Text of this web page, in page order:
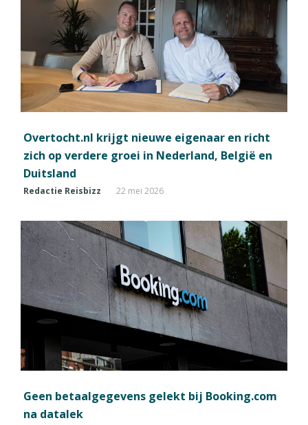
Overtocht.nl krijgt nieuwe eigenaar en richt
zich op verdere groei in Nederland, België en
Duitsland
Redactie Reisbizz 22 mei 2026
Geen betaalgegevens gelekt bij Booking.com
na datalek